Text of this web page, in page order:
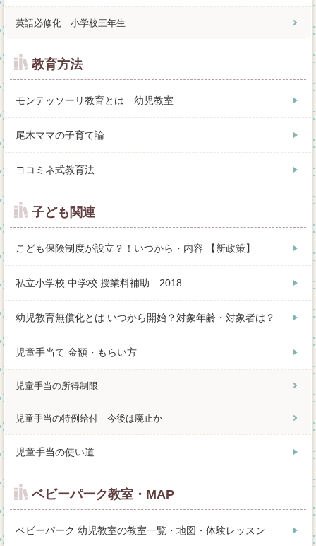
英語必修化 小学校三年生
教育方法
モンテッソーリ教育とは 幼児教室
尾木ママの子育て論
ヨコミネ式教育法
子ども関連
こども保険制度が設立？！いつから・内容 【新政策】
私立小学校 中学校 授業料補助 2018
幼児教育無償化とは いつから開始？対象年齢・対象者は？
児童手当て 金額・もらい方
児童手当の所得制限
児童手当の特例給付 今後は廃止か
児童手当の使い道
ベビーパーク教室・MAP
ベビーパーク 幼児教室の教室一覧・地図・体験レッスン